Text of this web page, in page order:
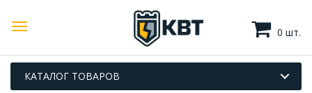
0 шт.
КАТАЛОГ ТОВАРОВ